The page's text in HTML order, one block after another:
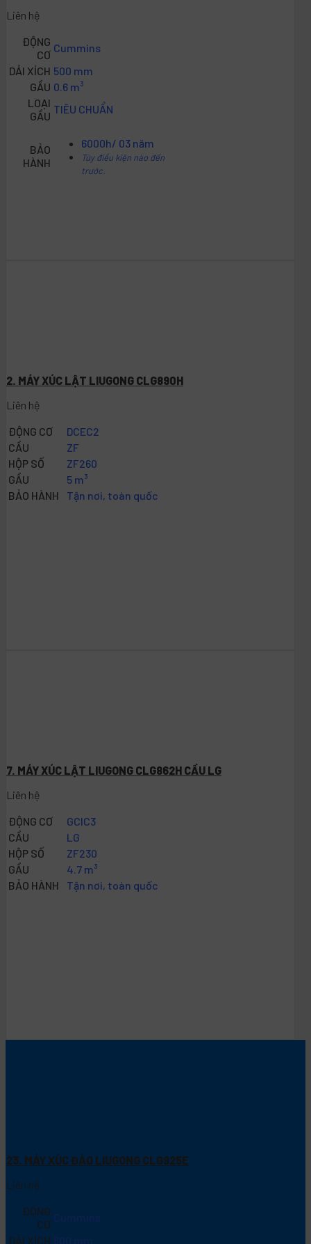
Liên hệ
ĐỘNG
CƠ
Cummins
DẢI XÍCH 500 mm
GẦU 0.6 m³
LOẠI
GẦU
TIÊU CHUẨN
BẢO
HÀNH
6000h/ 03 năm
Tùy điều kiện nào đến
trước.
2. MÁY XÚC LẬT LIUGONG CLG890H
Liên hệ
ĐỘNG CƠ
DCEC2
CẦU
ZF
HỘP SỐ
ZF260
GẦU
5 m³
BẢO HÀNH
Tận nơi, toàn quốc
7. MÁY XÚC LẬT LIUGONG CLG862H CẦU LG
Liên hệ
ĐỘNG CƠ
GCIC3
CẦU
LG
HỘP SỐ
ZF230
GẦU
4.7 m³
BẢO HÀNH
Tận nơi, toàn quốc
23. MÁY XÚC ĐÀO LIUGONG CLG925E
Liên hệ
ĐỘNG
CƠ
DẢI XÍCH